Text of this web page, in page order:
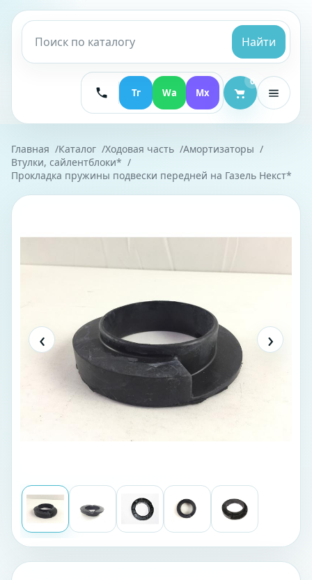
Найти
Тг Wa Mx
0
Главная Каталог Ходовая часть
Амортизаторы
Втулки, сайлентблоки*
Прокладка пружины подвески передней на Газель Некст*
‹ ›